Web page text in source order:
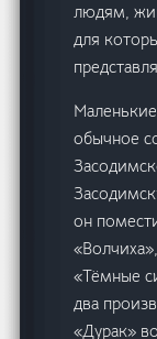
людям,
для
обычное
он
«Тёмные
два
«Дурак»